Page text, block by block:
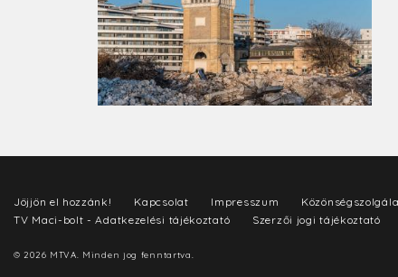
Jöjjön el hozzánk! Kapcsolat Impresszum
TV Maci-bolt - Adatkezelési tájékoztató
Szerzői jogi tájékoztató
© 2026 MTVA. Minden jog fenntartva.